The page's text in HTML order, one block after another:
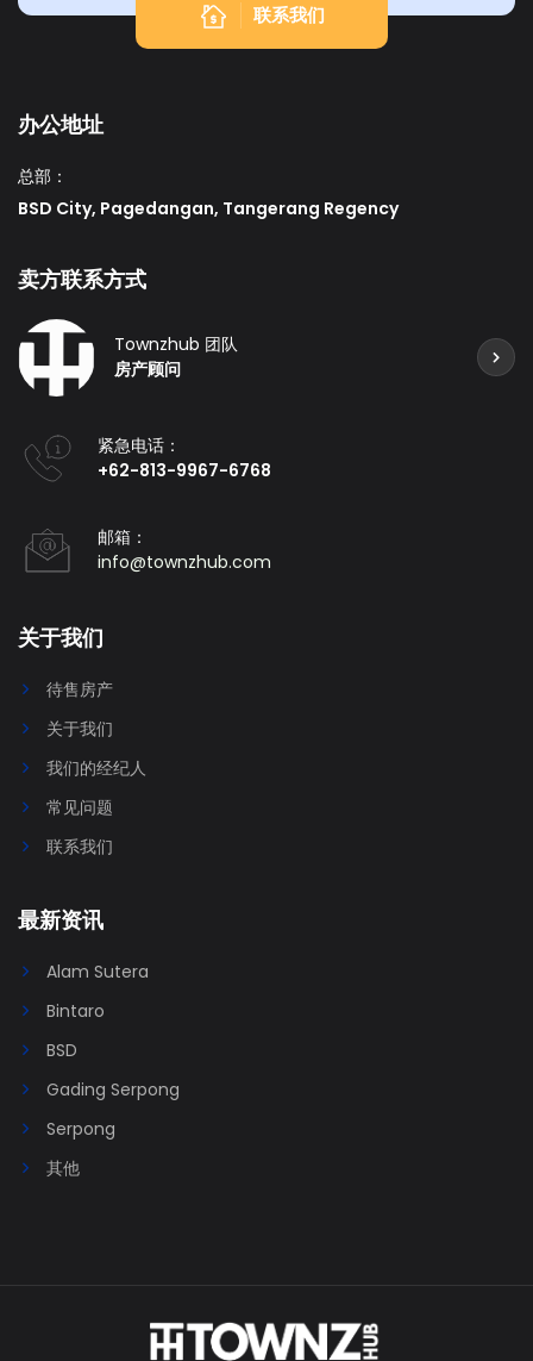
联系我们
办公地址
总部：
BSD City, Pagedangan, Tangerang Regency
卖方联系方式
Townzhub 团队
房产顾问
紧急电话：
+62-813-9967-6768
邮箱：
info@townzhub.com
关于我们
待售房产
关于我们
我们的经纪人
常见问题
联系我们
最新资讯
Alam Sutera
Bintaro
BSD
Gading Serpong
Serpong
其他